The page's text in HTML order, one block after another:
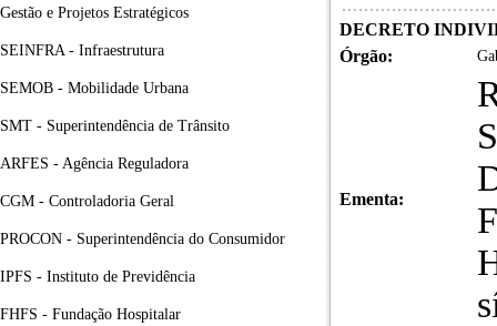
Gestão e Projetos Estratégicos
SEINFRA - Infraestrutura
SEMOB - Mobilidade Urbana
SMT - Superintendência de Trânsito
ARFES - Agência Reguladora
CGM - Controladoria Geral
PROCON - Superintendência do Consumidor
IPFS - Instituto de Previdência
FHFS - Fundação Hospitalar
DECRETO
Órgão:
Ementa: